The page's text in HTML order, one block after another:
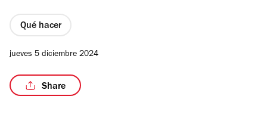
Qué hacer
jueves 5 diciembre 2024
Share